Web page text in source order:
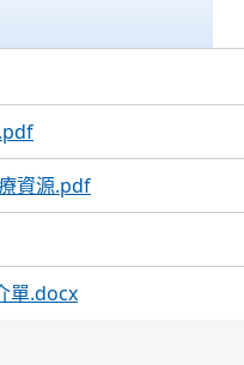
資源.pdf
單.docx